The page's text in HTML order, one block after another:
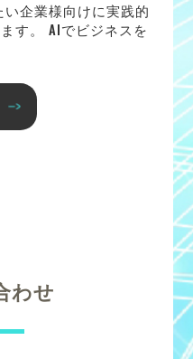
企業様向けに実践的
す。 AIでビジネスを
わせ